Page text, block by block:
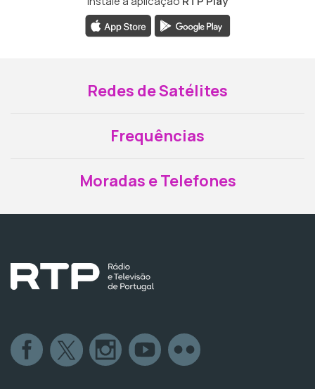
Redes de Satélites
Frequências
Moradas e Telefones